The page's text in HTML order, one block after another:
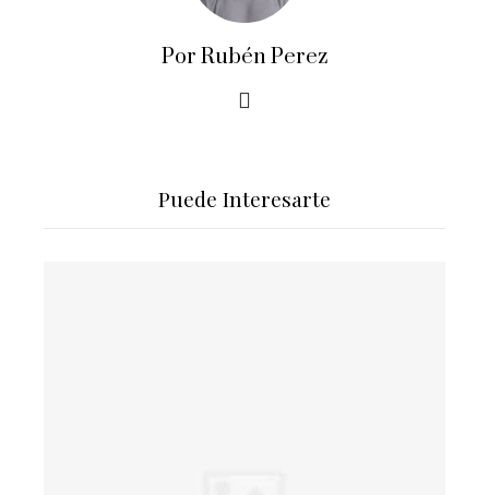
Por Rubén Perez
Puede Interesarte